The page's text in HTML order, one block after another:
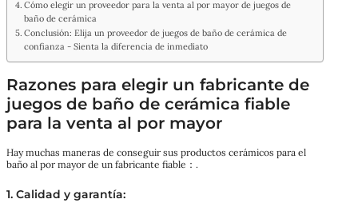
Cómo elegir un proveedor para la venta al por mayor de juegos de
baño de cerámica
Conclusión: Elija un proveedor de juegos de baño de cerámica de
confianza - Sienta la diferencia de inmediato
Razones para elegir un fabricante de
juegos de baño de cerámica fiable
para la venta al por mayor
Hay muchas maneras de conseguir sus productos cerámicos para el
baño al por mayor de un fabricante fiable：.
1. Calidad y garantía: